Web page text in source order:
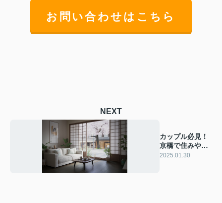
お問い合わせはこちら
NEXT
カップル必見！
京橋で住みやす
い理由と物件選
2025.01.30